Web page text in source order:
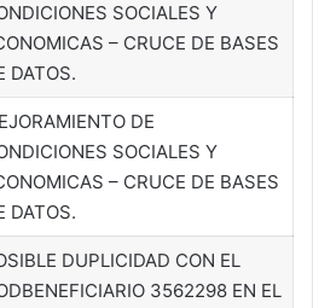
SOCIALES Y
– CRUCE DE BASES
DATOS.
DE
SOCIALES Y
– CRUCE DE BASES
DATOS.
DUPLICIDAD CON EL
3562298 EN EL